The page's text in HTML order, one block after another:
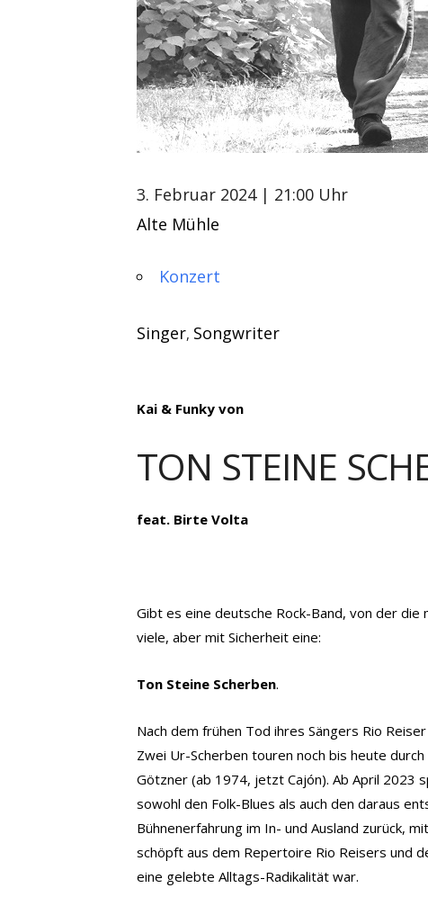
3. Februar 2024 | 21:00 Uhr
Alte Mühle
Konzert
Singer, Songwriter
Kai & Funky von
TON STEINE
feat. Birte Volta
Gibt es eine deutsche Rock-Band, von der die
viele, aber mit Sicherheit eine:
Ton Steine Scherben.
Nach dem frühen Tod ihres Sängers Rio
Zwei Ur-Scherben touren noch bis heute
Götzner (ab 1974, jetzt Cajón). Ab April 2023
sowohl den Folk-Blues als auch den daraus
Bühnenerfahrung im In- und Ausland zurück,
schöpft aus dem Repertoire Rio Reisers und
eine gelebte Alltags-Radikalität war.